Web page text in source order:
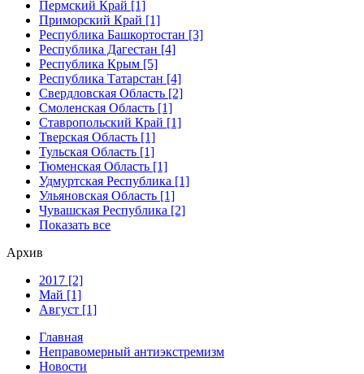
Пермский Край [1]
Приморский Край [1]
Республика Башкортостан [3]
Республика Дагестан [4]
Республика Крым [5]
Республика Татарстан [4]
Свердловская Область [2]
Смоленская Область [1]
Ставропольский Край [1]
Тверская Область [1]
Тульская Область [1]
Тюменская Область [1]
Удмуртская Республика [1]
Ульяновская Область [1]
Чувашская Республика [2]
Показать все
Архив
2017 [2]
Май [1]
Август [1]
Главная
Неправомерный антиэкстремизм
Новости